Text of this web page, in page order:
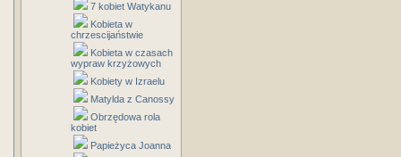
7 kobiet Watykanu
Kobieta w
chrzescijaństwie
Kobieta w czasach
wypraw krzyżowych
Kobiety w Izraelu
Matylda z Canossy
Obrzędowa rola
kobiet
Papieżyca Joanna